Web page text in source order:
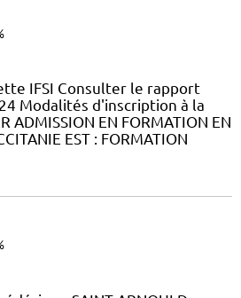
IFSI Consulter le rapport
Modalités d'inscription à la
ADMISSION EN FORMATION EN
EST : FORMATION